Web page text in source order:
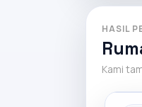
HASIL
Kami